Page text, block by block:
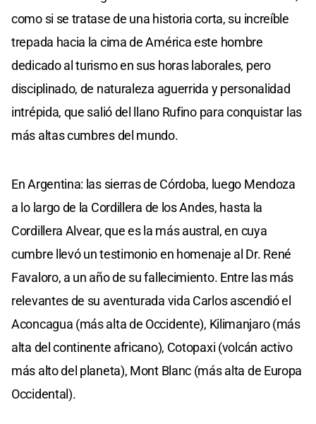
como si se tratase de una historia corta, su increíble
trepada hacia la cima de América este hombre
dedicado al turismo en sus horas laborales, pero
disciplinado, de naturaleza aguerrida y personalidad
intrépida, que salió del llano Rufino para conquistar las
más altas cumbres del mundo.
En Argentina: las sierras de Córdoba, luego Mendoza
a lo largo de la Cordillera de los Andes, hasta la
Cordillera Alvear, que es la más austral, en cuya
cumbre llevó un testimonio en homenaje al Dr. René
Favaloro, a un año de su fallecimiento. Entre las más
relevantes de su aventurada vida Carlos ascendió el
Aconcagua (más alta de Occidente), Kilimanjaro (más
alta del continente africano), Cotopaxi (volcán activo
más alto del planeta), Mont Blanc (más alta de Europa
Occidental).